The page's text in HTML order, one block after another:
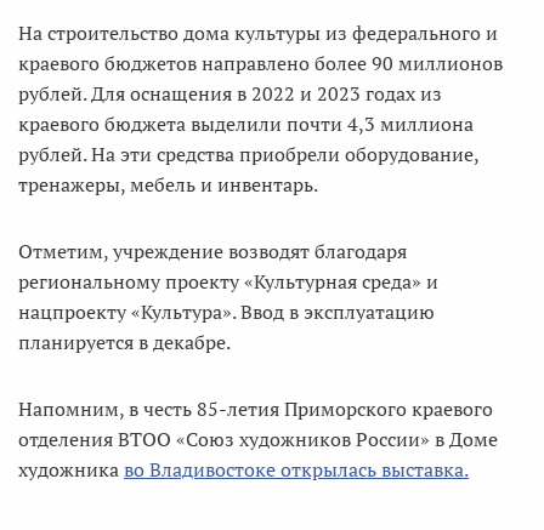
На строительство дома культуры из федерального и
краевого бюджетов направлено более 90 миллионов
рублей. Для оснащения в 2022 и 2023 годах из
краевого бюджета выделили почти 4,3 миллиона
рублей. На эти средства приобрели оборудование,
тренажеры, мебель и инвентарь.
Отметим, учреждение возводят благодаря
региональному проекту «Культурная среда» и
нацпроекту «Культура». Ввод в эксплуатацию
планируется в декабре.
Напомним, в честь 85-летия Приморского краевого
отделения ВТОО «Союз художников России» в Доме
художникаво Владивостоке открылась выставка.